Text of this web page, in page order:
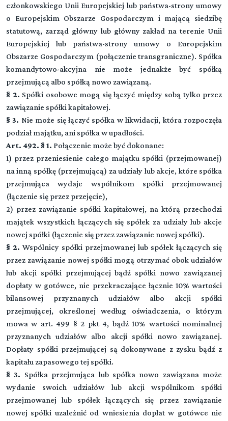
członkowskiego Unii Europejskiej lub państwa-strony umowy
o Europejskim Obszarze Gospodarczym i mającą siedzibę
statutową, zarząd główny lub główny zakład na terenie Unii
Europejskiej lub państwa-strony umowy o Europejskim
Obszarze Gospodarczym (połączenie transgraniczne). Spółka
komandytowo-akcyjna nie może jednakże być spółką
przejmującą albo spółką nowo zawiązaną.
§ 2. Spółki osobowe mogą się łączyć między sobą tylko przez
zawiązanie spółki kapitałowej.
§ 3. Nie może się łączyć spółka w likwidacji, która rozpoczęła
podział majątku, ani spółka w upadłości.
Art. 492. § 1. Połączenie może być dokonane:
1) przez przeniesienie całego majątku spółki (przejmowanej)
na inną spółkę (przejmującą) za udziały lub akcje, które spółka
przejmująca wydaje wspólnikom spółki przejmowanej
(łączenie się przez przejęcie),
2) przez zawiązanie spółki kapitałowej, na którą przechodzi
majątek wszystkich łączących się spółek za udziały lub akcje
nowej spółki (łączenie się przez zawiązanie nowej spółki).
§ 2. Wspólnicy spółki przejmowanej lub spółek łączących się
przez zawiązanie nowej spółki mogą otrzymać obok udziałów
lub akcji spółki przejmującej bądź spółki nowo zawiązanej
dopłaty w gotówce, nie przekraczające łącznie 10% wartości
bilansowej przyznanych udziałów albo akcji spółki
przejmującej, określonej według oświadczenia, o którym
mowa w art. 499 § 2 pkt 4, bądź 10% wartości nominalnej
przyznanych udziałów albo akcji spółki nowo zawiązanej.
Dopłaty spółki przejmującej są dokonywane z zysku bądź z
kapitału zapasowego tej spółki.
§ 3. Spółka przejmująca lub spółka nowo zawiązana może
wydanie swoich udziałów lub akcji wspólnikom spółki
przejmowanej lub spółek łączących się przez zawiązanie
nowej spółki uzależnić od wniesienia dopłat w gotówce nie